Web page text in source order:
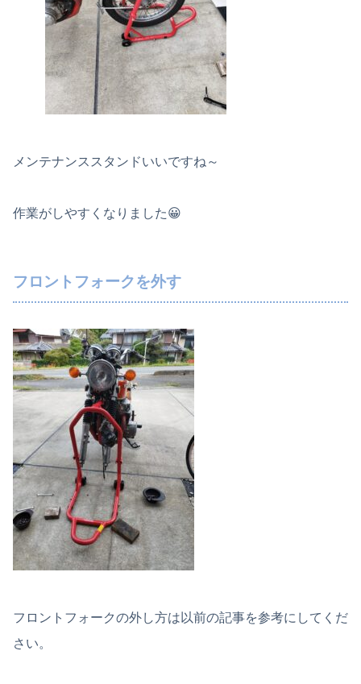
メンテナンススタンドいいですね～
作業がしやすくなりました😀
フロントフォークを外す
フロントフォークの外し方は以前の記事を参考にしてくだ
さい。